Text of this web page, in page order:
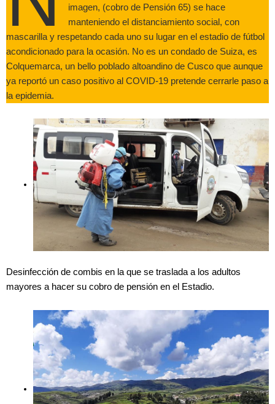
imagen, (cobro de Pensión 65) se hace
manteniendo el distanciamiento social, con
mascarilla y respetando cada uno su lugar en el estadio de fútbol
acondicionado para la ocasión. No es un condado de Suiza, es
Colquemarca, un bello poblado altoandino de Cusco que aunque
ya reportó un caso positivo al COVID-19 pretende cerrarle paso a
la epidemia.
Desinfección de combis en la que se traslada a los adultos
mayores a hacer su cobro de pensión en el Estadio.